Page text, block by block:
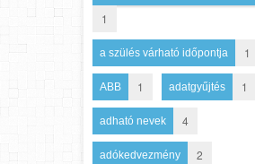
1
a szülés várható időpontja 1
ABB 1 adatgyűjtés 1
adható nevek 4
adókedvezmény 2